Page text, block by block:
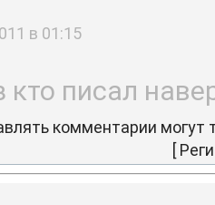
в 01:15
кто писал
комментарии могут
[